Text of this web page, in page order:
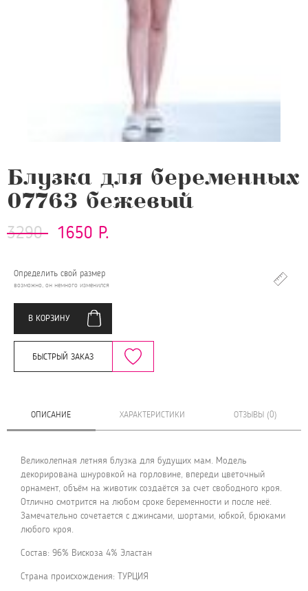
Блузка для беременных
07763 бежевый
3290 1650 Р.
Определить свой размер
возможно, он немного изменился
В КОРЗИНУ
БЫСТРЫЙ ЗАКАЗ
ОПИСАНИЕ ХАРАКТЕРИСТИКИ ОТЗЫВЫ (0)
Великолепная летняя блузка для будущих мам. Модель
декорирована шнуровкой на горловине, впереди цветочный
орнамент, объём на животик создаётся за счет свободного кроя.
Отлично смотрится на любом сроке беременности и после неё.
Замечательно сочетается с джинсами, шортами, юбкой, брюками
любого кроя.
Состав: 96% Вискоза 4% Эластан
Страна происхождения: ТУРЦИЯ